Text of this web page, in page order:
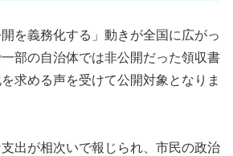
を義務化する」動きが全国に広がっ
部の自治体では非公開だった領収書
求める声を受けて公開対象となりま
出が相次いで報じられ、市民の政治